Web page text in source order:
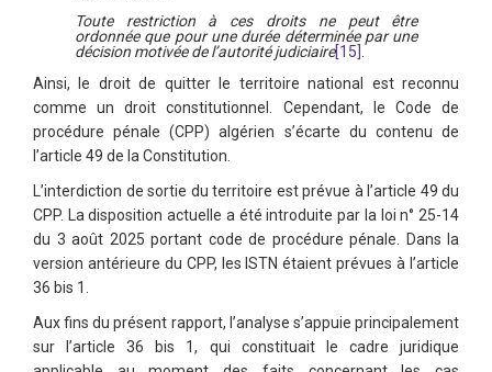
Toute restriction à ces droits ne peut être
ordonnée que pour une durée déterminée par une
décision motivée de l’autorité judiciaire[15]
Ainsi, le droit de quitter le territoire national est reconnu
comme un droit constitutionnel. Cependant, le Code de
procédure pénale (CPP) algérien s’écarte du contenu de
l’article 49 de la Constitution.
L’interdiction de sortie du territoire est prévue à l’article 49 du
CPP. La disposition actuelle a été introduite par la loi n° 25-14
du 3 août 2025 portant code de procédure pénale. Dans la
version antérieure du CPP, les ISTN étaient prévues à l’article
36 bis 1.
Aux fins du présent rapport, l’analyse s’appuie principalement
sur l’article 36 bis 1, qui constituait le cadre juridique